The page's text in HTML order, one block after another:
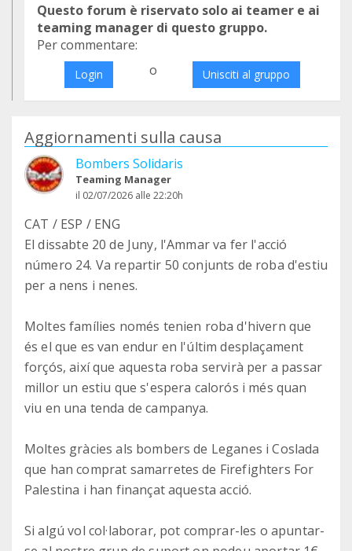
Questo forum è riservato solo ai teamer e ai
teaming manager di questo gruppo.
Per commentare:
Login o Unisciti al gruppo
Aggiornamenti sulla causa
Bombers Solidaris
Teaming Manager
il 02/07/2026 alle 22:20h
CAT / ESP / ENG
El dissabte 20 de Juny, l'Ammar va fer l'acció
número 24. Va repartir 50 conjunts de roba d'estiu
per a nens i nenes.
Moltes famílies només tenien roba d'hivern que
és el que es van endur en l'últim desplaçament
forçós, així que aquesta roba servirà per a passar
millor un estiu que s'espera calorós i més quan
viu en una tenda de campanya.
Moltes gràcies als bombers de Leganes i Coslada
que han comprat samarretes de Firefighters For
Palestina i han finançat aquesta acció.
Si algú vol col·laborar, pot comprar-les o apuntar-